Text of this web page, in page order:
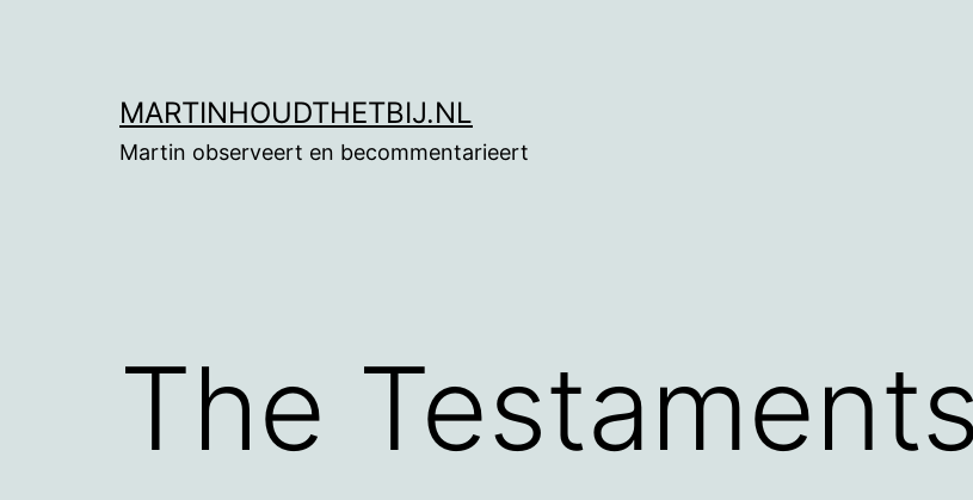
MARTINHOUDTHETBIJ.NL
Martin observeert en becommentarieert
The Testaments